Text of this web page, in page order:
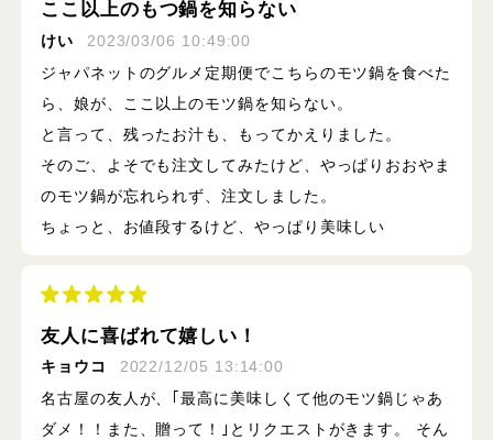
ここ以上のもつ鍋を知らない
けい
2023/03/06 10:49:00
ジャパネットのグルメ定期便でこちらのモツ鍋を食べた
ら、娘が、ここ以上のモツ鍋を知らない。
と言って、残ったお汁も、もってかえりました。
そのご、よそでも注文してみたけど、やっぱりおおやま
のモツ鍋が忘れられず、注文しました。
ちょっと、お値段するけど、やっぱり美味しい
友人に喜ばれて嬉しい！
キョウコ
2022/12/05 13:14:00
名古屋の友人が、｢最高に美味しくて他のモツ鍋じゃあ
ダメ！！また、贈って！｣とリクエストがきます。 そん